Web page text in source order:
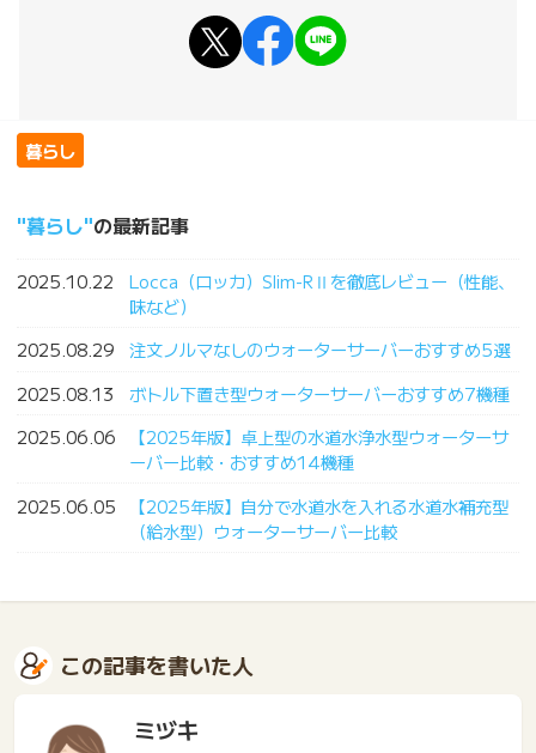
暮らし
暮らし の最新記事
2025.10.22
Locca（ロッカ）Slim-RⅡを徹底レビュー（性能、
味など）
2025.08.29
注文ノルマなしのウォーターサーバーおすすめ5選
2025.08.13
ボトル下置き型ウォーターサーバーおすすめ7機種
2025.06.06
【2025年版】卓上型の水道水浄水型ウォーターサ
ーバー比較・おすすめ14機種
2025.06.05
【2025年版】自分で水道水を入れる水道水補充型
（給水型）ウォーターサーバー比較
この記事を書いた人
ミヅキ